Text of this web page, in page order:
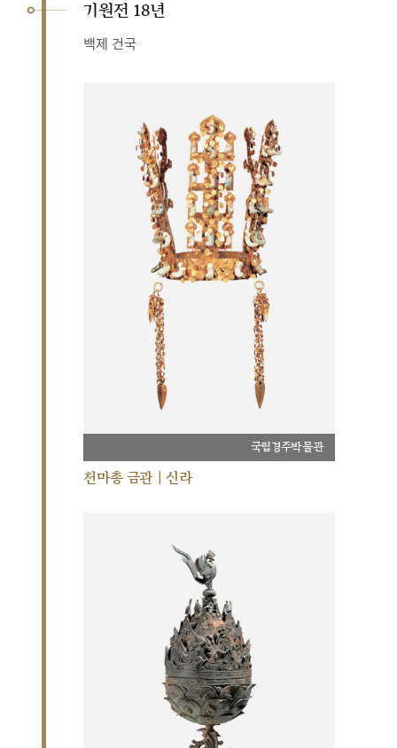
기원전 18년
백제 건국
국립경주박물관
천마총 금관 | 신라